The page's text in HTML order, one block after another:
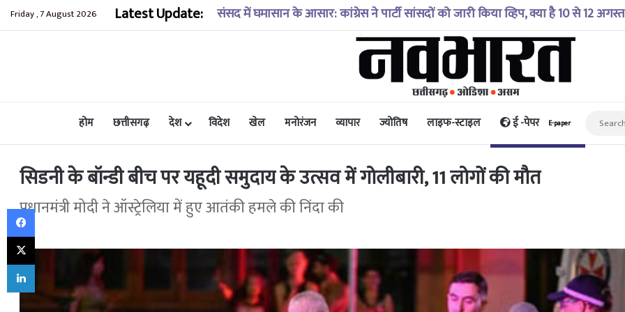
Friday , 7 August 2026 Latest Update: कुंडाधार के समीप खाई में गिरी कार, रेसक्यू टीम ने पांच शव निकाले, घायल बच्चे को पहुंचाया
होम छत्तीसगढ़ देश विदेश खेल मनोरंजन व्यापार ज्योतिष लाइफ-स्टाइल ई -पेपर E-paper
सिडनी के बॉन्डी बीच पर यहूदी समुदाय के उत्सव में गोलीबारी, 11 लोगों की मौत
प्रधानमंत्री मोदी ने ऑस्ट्रेलिया में हुए आतंकी हमले की निंदा की
Facebook
X
LinkedIn